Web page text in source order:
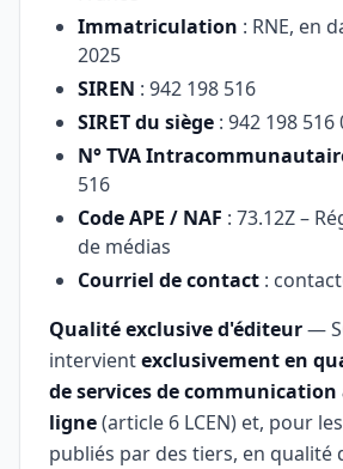
Immatriculation : RNE, en
2025
SIREN : 942 198 516
SIRET du siège : 942 198 516
N° TVA
516
Code APE / NAF : 73.12Z –
de médias
Courriel de contact :
Qualité exclusive d'éditeur—
intervientexclusivement en
de services de
ligne(article 6 LCEN) et, pour
publiés par des tiers, en qualité